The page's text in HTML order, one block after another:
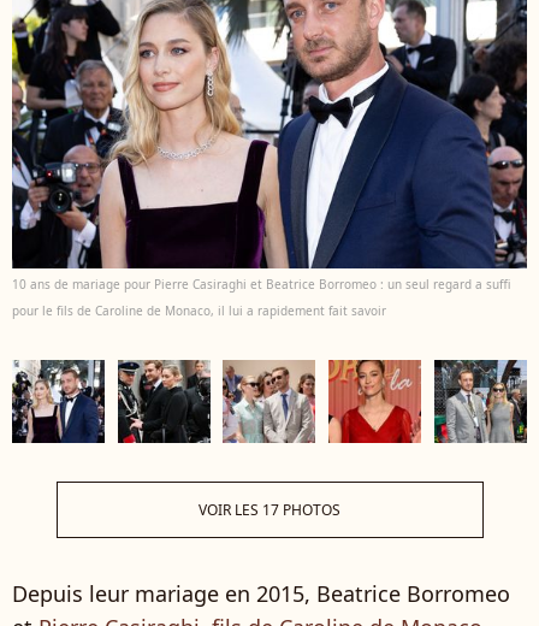
10 ans de mariage pour Pierre Casiraghi et Beatrice Borromeo : un seul regard a suffi
pour le fils de Caroline de Monaco, il lui a rapidement fait savoir
VOIR LES 17 PHOTOS
Depuis leur mariage en 2015, Beatrice Borromeo